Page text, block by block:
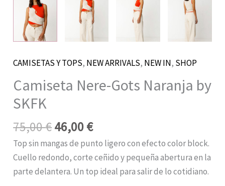
CAMISETAS Y TOPS, NEW ARRIVALS, NEW IN, SHOP
Camiseta Nere-Gots Naranja by
SKFK
75,00€46,00€
Top sin mangas de punto ligero con efecto color block.
Cuello redondo, corte ceñido y pequeña abertura en la
parte delantera. Un top ideal para salir de lo cotidiano.